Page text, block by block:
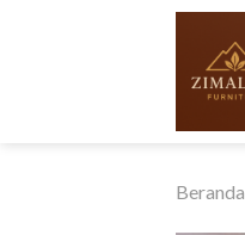
Beranda